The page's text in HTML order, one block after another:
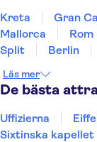
Kreta Gran
Mallorca
Rom
Split
Berlin
Uppsala
Läs mer
De bästa
Uffizierna
Sixtinska kapellet